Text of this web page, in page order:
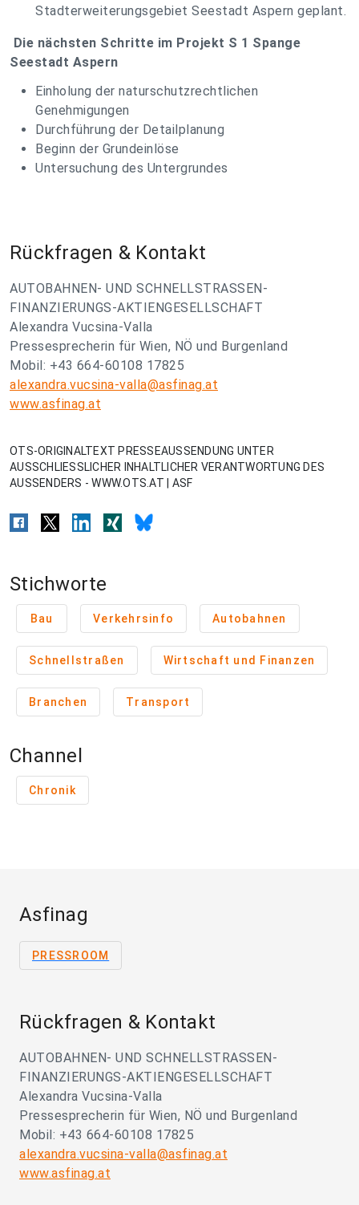
Stadterweiterungsgebiet Seestadt Aspern geplant.
Die nächsten Schritte im Projekt S 1 Spange
Seestadt Aspern
Einholung der naturschutzrechtlichen
Genehmigungen
Durchführung der Detailplanung
Beginn der Grundeinlöse
Untersuchung des Untergrundes
Rückfragen & Kontakt
AUTOBAHNEN- UND SCHNELLSTRASSEN-
FINANZIERUNGS-AKTIENGESELLSCHAFT
Alexandra Vucsina-Valla
Pressesprecherin für Wien, NÖ und Burgenland
Mobil: +43 664-60108 17825
alexandra.vucsina-valla@asfinag.at
www.asfinag.at
OTS-ORIGINALTEXT PRESSEAUSSENDUNG UNTER
AUSSCHLIESSLICHER INHALTLICHER VERANTWORTUNG DES
AUSSENDERS - WWW.OTS.AT | ASF
Stichworte
Bau Verkehrsinfo Autobahnen
Schnellstraßen Wirtschaft und Finanzen
Branchen Transport
Channel
Chronik
Asfinag
PRESSROOM
Rückfragen & Kontakt
AUTOBAHNEN- UND SCHNELLSTRASSEN-
FINANZIERUNGS-AKTIENGESELLSCHAFT
Alexandra Vucsina-Valla
Pressesprecherin für Wien, NÖ und Burgenland
Mobil: +43 664-60108 17825
alexandra.vucsina-valla@asfinag.at
www.asfinag.at